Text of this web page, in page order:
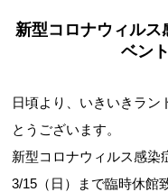
お問合せフォー
新型コロナウィルス
ベン
日頃より、いきいきラン
とうございます。
新型コロナウィルス感染
3/15（日）まで臨時休館